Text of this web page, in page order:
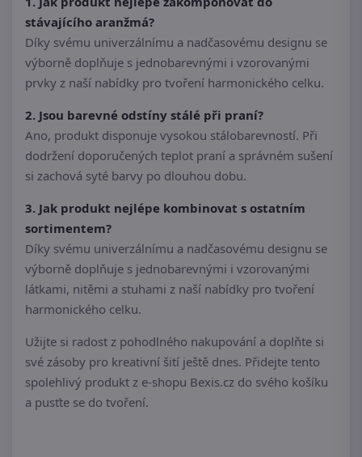
stávajícího aranžmá?
Díky svému univerzálnímu a nadčasovému designu se
výborně doplňuje s jednobarevnými i vzorovanými
prvky z naší nabídky pro tvoření harmonického celku.
2. Jsou barevné odstíny stálé při praní?
Ano, produkt disponuje vysokou stálobarevností. Při
dodržení doporučených teplot praní a správném sušení
si zachová syté barvy po dlouhou dobu.
3. Jak produkt nejlépe kombinovat s ostatním
sortimentem?
Díky svému univerzálnímu a nadčasovému designu se
výborně doplňuje s jednobarevnými i vzorovanými
látkami, nitěmi a stuhami z naší nabídky pro tvoření
harmonického celku.
Užijte si radost z pohodlného nakupování a doplňte si
své zásoby pro kreativní šití ještě dnes. Přidejte tento
spolehlivý produkt z e-shopu Bexis.cz do svého košíku
a pusťte se do tvoření.